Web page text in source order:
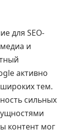
для SEO-
и
активно
тем.
сильных
контент мог